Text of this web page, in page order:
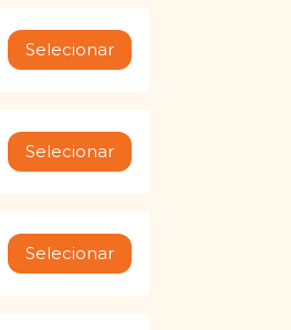
Selecionar
Selecionar
Selecionar